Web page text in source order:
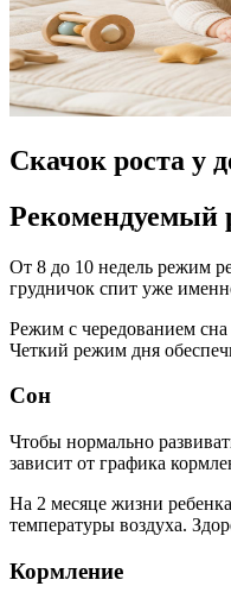
Скачок роста у
Рекомендуемый
От 8 до 10 недель режим
грудничок спит уже
Режим с чередованием
Четкий режим дня
Сон
Чтобы нормально
зависит от графика
На 2 месяце жизни
температуры воздуха.
Кормление